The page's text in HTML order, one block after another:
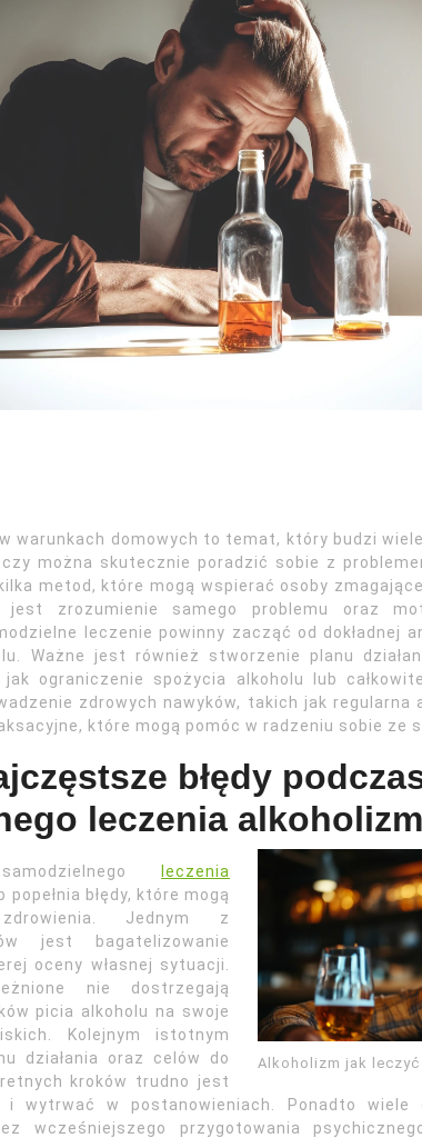
w warunkach domowych to temat, który budzi
można skutecznie poradzić sobie z
metod, które mogą wspierać osoby
jest zrozumienie samego problemu oraz
leczenie powinny zacząć od dokładnej
Ważne jest również stworzenie planu
ograniczenie spożycia alkoholu lub
zdrowych nawyków, takich jak regularna
które mogą pomóc w radzeniu sobie ze
błędy
leczenia
Alkoholizm jak leczyć
leczenia
błędy, które mogą
Jednym z
jest bagatelizowanie
oceny własnej sytuacji.
nie dostrzegają
picia alkoholu na swoje
Kolejnym istotnym
działania oraz celów do
kroków trudno jest
i wytrwać w postanowieniach. Ponadto wiele
wcześniejszego przygotowania